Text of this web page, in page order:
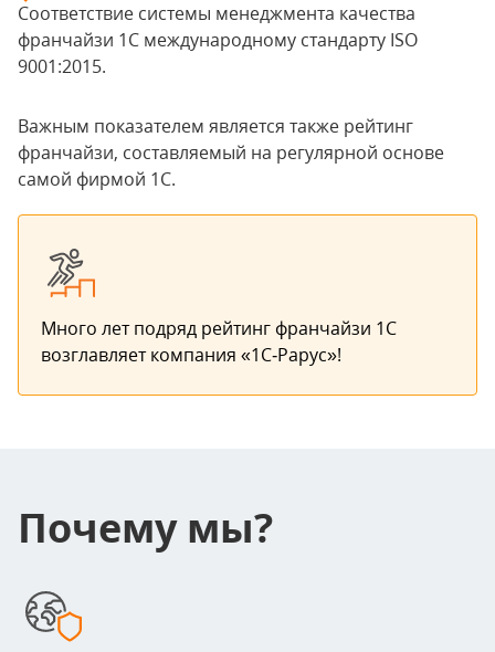
Соответствие системы менеджмента качества
франчайзи 1С международному стандарту ISO
9001:2015.
Важным показателем является также рейтинг
франчайзи, составляемый на регулярной основе
самой фирмой 1С.
Много лет подряд рейтинг франчайзи 1С
возглавляет компания «1С‑Рарус»!
Почему мы?